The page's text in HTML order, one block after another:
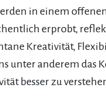
in einem
erprobt,
Kreativität,
unter anderem das
besser zu